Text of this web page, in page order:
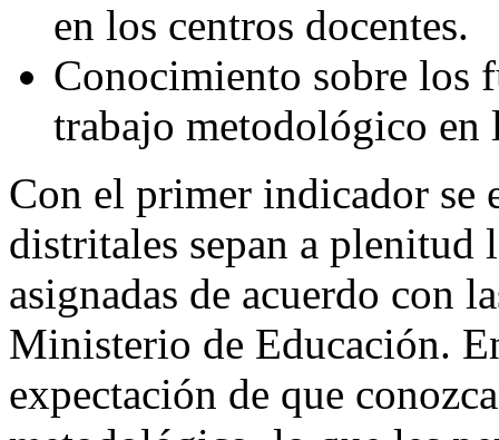
en los centros docentes.
Conocimiento sobre los
trabajo metodológico en
Con el primer indicador se
distritales sepan a plenitud
asignadas de acuerdo con
Ministerio de Educación.
expectación de que